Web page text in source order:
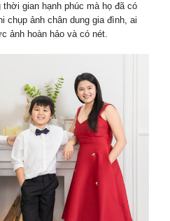
gian hạnh phúc mà họ đã có
chụp ảnh chân dung gia đình, ai
ảnh hoàn hảo và có nét.